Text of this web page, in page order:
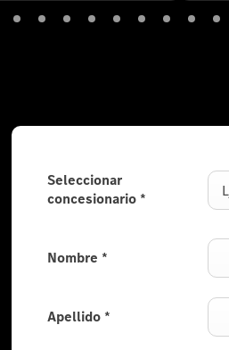
Seleccionar
concesionario *
Nombre *
Apellido *